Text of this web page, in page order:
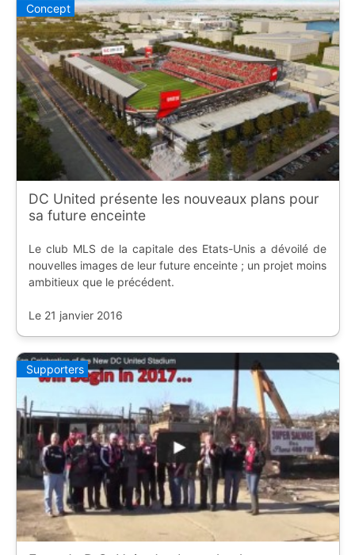
Concept
DC United présente les nouveaux plans pour
sa future enceinte
Le club MLS de la capitale des Etats-Unis a dévoilé de
nouvelles images de leur future enceinte ; un projet moins
ambitieux que le précédent.
Le 21 janvier 2016
Supporters